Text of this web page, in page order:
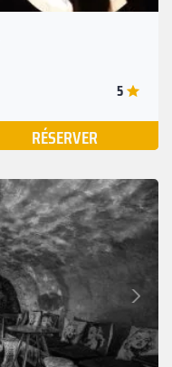
5
RÉSERVER
Suivant